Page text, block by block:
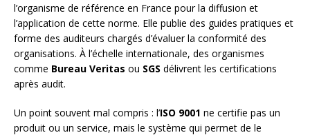
l’organisme de référence en France pour la diffusion et
l’application de cette norme. Elle publie des guides pratiques et
forme des auditeurs chargés d’évaluer la conformité des
organisations. À l’échelle internationale, des organismes
comme Bureau Veritas ou SGS délivrent les certifications
après audit.
Un point souvent mal compris : l’ISO 9001 ne certifie pas un
produit ou un service, mais le système qui permet de le